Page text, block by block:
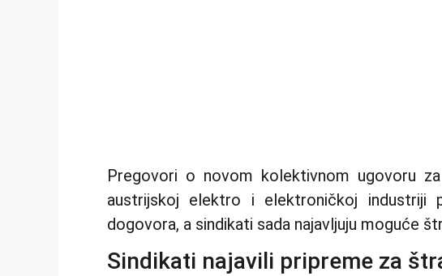
Pregovori o novom kolektivnom ugovoru
austrijskoj elektro i elektroničkoj industriji
dogovora, a sindikati sada najavljuju moguće
Sindikati najavili pripreme za